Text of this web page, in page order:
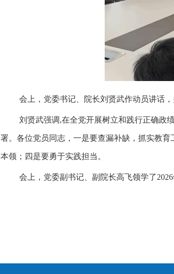
会上，党委书记 院长刘贤武作动员讲话 ，
刘贤武强调,在全党开展树立和践行正确政
署。 各位党员同志 ， 一是要查漏补缺，抓实教
本领；四是要勇于实践担当。
会上，党委副书记、副院长高飞领学了